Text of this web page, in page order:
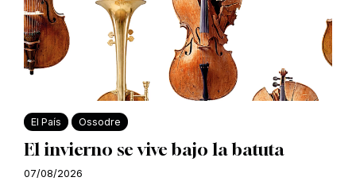
El País Ossodre
El invierno se vive bajo la batuta
07/08/2026